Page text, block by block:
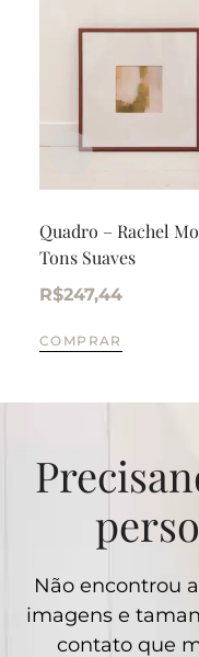
Quadro – Rachel
Tons Suaves
R$247,44
COMPRAR
Não encontrou
imagens e
contato que